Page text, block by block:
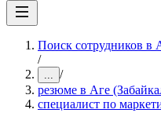
Поиск сотрудников в
/
... /
резюме в Аге
специалист по